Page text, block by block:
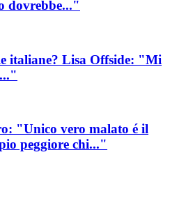
dovrebbe..."
italiane? Lisa Offside: "Mi
"Unico vero malato é il
peggiore chi..."